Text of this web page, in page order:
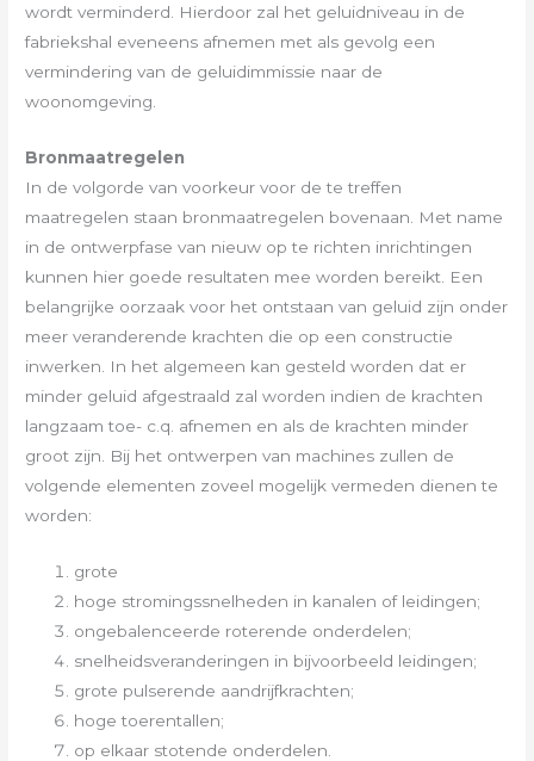
wordt verminderd. Hierdoor zal het geluidniveau in de
fabriekshal eveneens afnemen met als gevolg een
vermindering van de geluidimmissie naar de
woonomgeving.
Bronmaatregelen
In de volgorde van voorkeur voor de te treffen
maatregelen staan bronmaatregelen bovenaan. Met name
in de ontwerpfase van nieuw op te richten inrichtingen
kunnen hier goede resultaten mee worden bereikt. Een
belangrijke oorzaak voor het ontstaan van geluid zijn onder
meer veranderende krachten die op een constructie
inwerken. In het algemeen kan gesteld worden dat er
minder geluid afgestraald zal worden indien de krachten
langzaam toe- c.q. afnemen en als de krachten minder
groot zijn. Bij het ontwerpen van machines zullen de
volgende elementen zoveel mogelijk vermeden dienen te
worden:
grote
hoge stromingssnelheden in kanalen of leidingen;
ongebalenceerde roterende onderdelen;
snelheidsveranderingen in bijvoorbeeld leidingen;
grote pulserende aandrijfkrachten;
hoge toerentallen;
op elkaar stotende onderdelen.